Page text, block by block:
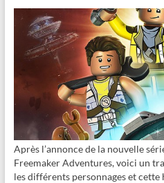
Après l’annonce de la nouvelle
Freemaker Adventures, voici un
les différents personnages et cette